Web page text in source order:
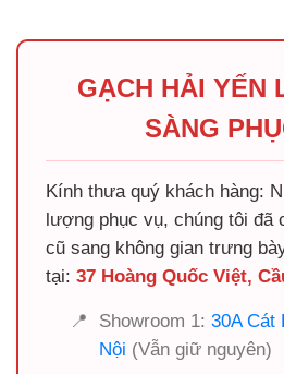
GẠCH HẢI YẾN
SÀNG
Kính thưa quý khách hàng:
lượng phục vụ, chúng tôi đã
cũ sang không gian trưng
tại: 37 Hoàng Quốc Việt,
📍 Showroom 1: 30A Cát
Nội (Vẫn giữ nguyên)